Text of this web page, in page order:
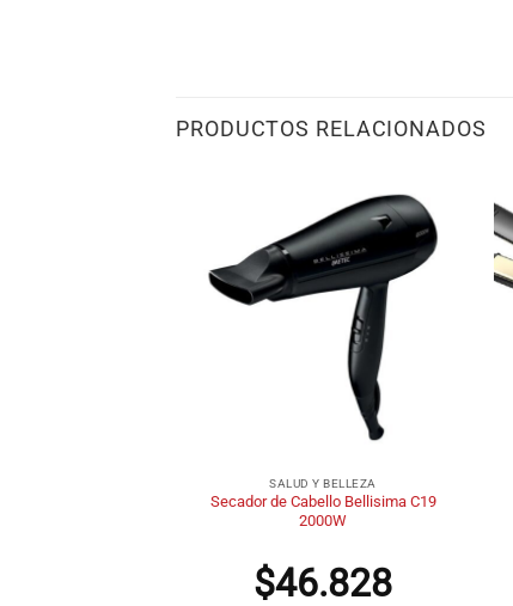
PRODUCTOS RELACIONADOS
SALUD Y BELLEZA
Secador de Cabello Bellisima C19
2000W
$46.828